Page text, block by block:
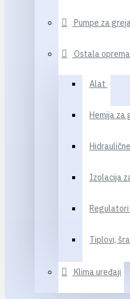
Pumpe za
Ostala
Alat
Hemija za
Izolacija
Tiplovi,
Klima uređaji